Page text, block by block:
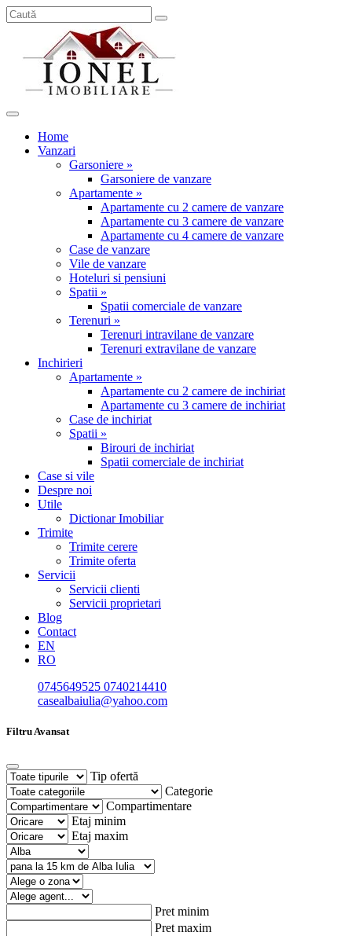
Home
Vanzari
Garsoniere »
Garsoniere de vanzare
Apartamente »
Apartamente cu 2 camere de vanzare
Apartamente cu 3 camere de vanzare
Apartamente cu 4 camere de vanzare
Case de vanzare
Vile de vanzare
Hoteluri si pensiuni
Spatii »
Spatii comerciale de vanzare
Terenuri »
Terenuri intravilane de vanzare
Terenuri extravilane de vanzare
Inchirieri
Apartamente »
Apartamente cu 2 camere de inchiriat
Apartamente cu 3 camere de inchiriat
Case de inchiriat
Spatii »
Birouri de inchiriat
Spatii comerciale de inchiriat
Case si vile
Despre noi
Utile
Dictionar Imobiliar
Trimite
Trimite cerere
Trimite oferta
Servicii
Servicii clienti
Servicii proprietari
Blog
Contact
EN
RO
0745649525 0740214410
casealbaiulia@yahoo.com
Filtru Avansat
Tip ofertă
Categorie
Compartimentare
Etaj minim
Etaj maxim
Pret minim
Pret maxim